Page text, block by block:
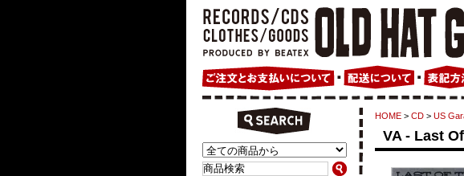
HOME > CD > US
VA - Last